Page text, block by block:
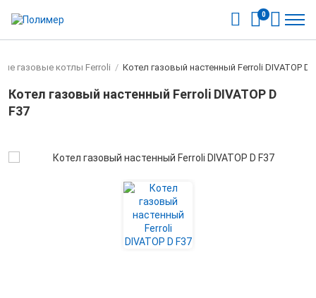
0
газовые котлы Ferroli / Котел газовый настенный Ferroli DIVATOP D
Котел газовый настенный Ferroli DIVATOP D
F37